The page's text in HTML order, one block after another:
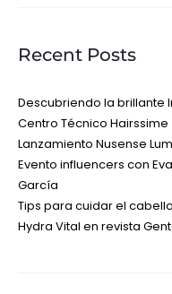
Recent Posts
Descubriendo la brillante
Centro Técnico Hairssime
Lanzamiento Nusense
Evento influencers con
García
Tips para cuidar el
Hydra Vital en revista